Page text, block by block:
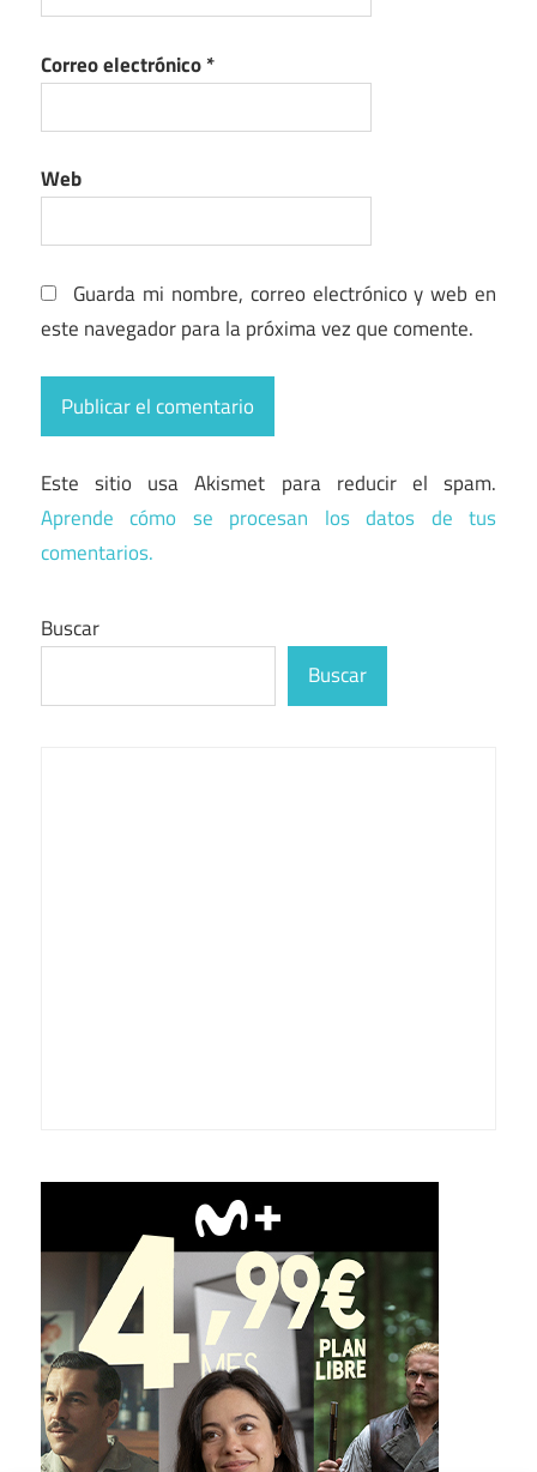
Correo electrónico*
Web
Guarda mi nombre, correo electrónico y web en
este navegador para la próxima vez que comente.
Este sitio usa Akismet para reducir el spam.
Aprende cómo se procesan los datos de tus
comentarios.
Buscar
Buscar